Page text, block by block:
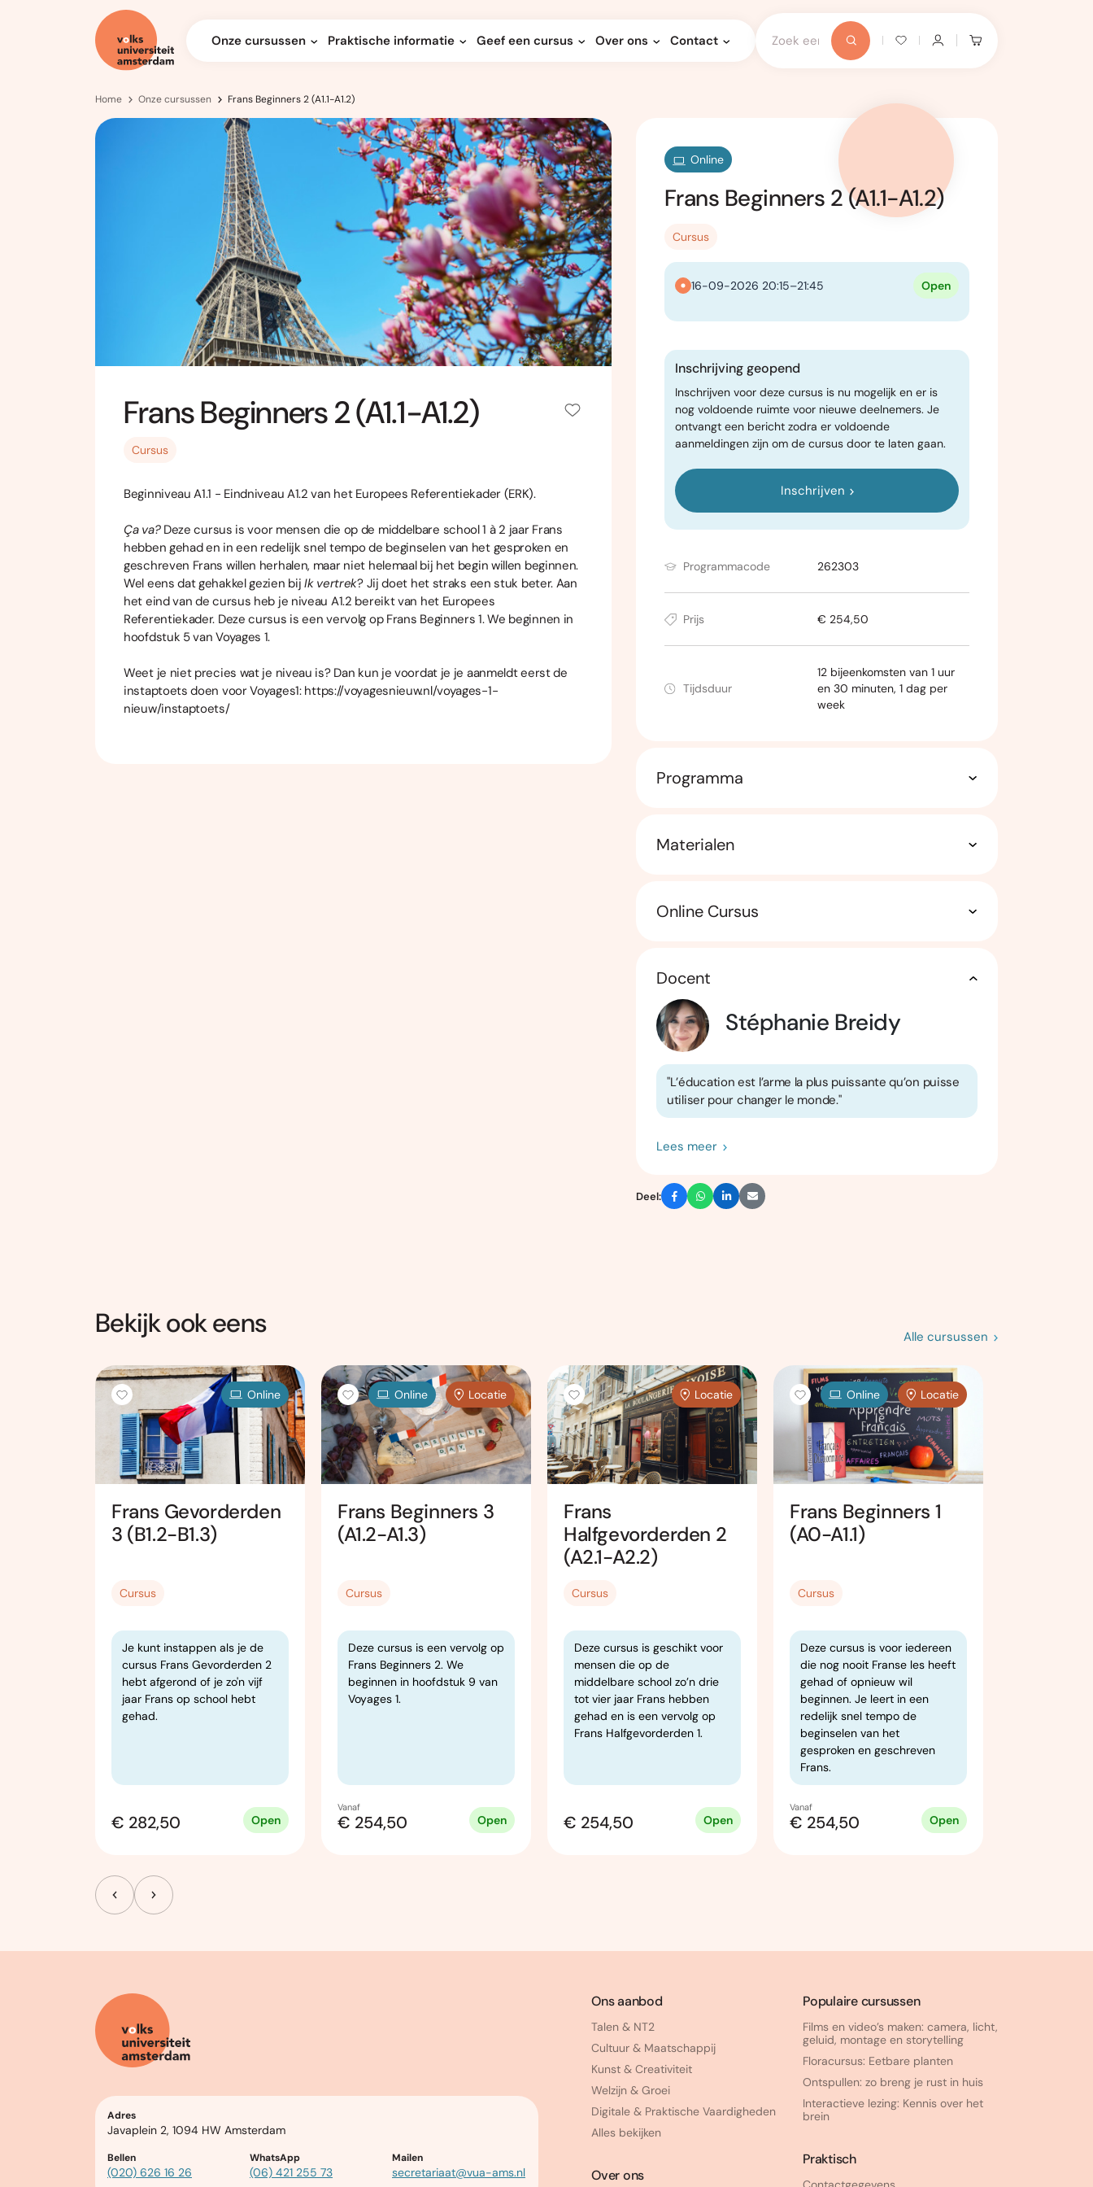
Onze cursussen Praktische informatie Geef een cursus Over ons Contact
Home Onze cursussen Frans Beginners 2 (A1.1-A1.2)
Frans Beginners 2 (A1.1-A1.2)
Cursus
Beginniveau A1.1 - Eindniveau A1.2 van het Europees Referentiekader (ERK).
Ça va? Deze cursus is voor mensen die op de middelbare school 1 à 2 jaar Frans
hebben gehad en in een redelijk snel tempo de beginselen van het gesproken en
geschreven Frans willen herhalen, maar niet helemaal bij het begin willen beginnen.
Wel eens dat gehakkel gezien bij Ik vertrek? Jij doet het straks een stuk beter. Aan
het eind van de cursus heb je niveau A1.2 bereikt van het Europees
Referentiekader. Deze cursus is een vervolg op Frans Beginners 1. We beginnen in
hoofdstuk 5 van Voyages 1.
Weet je niet precies wat je niveau is? Dan kun je voordat je je aanmeldt eerst de
instaptoets doen voor Voyages1: https://voyagesnieuw.nl/voyages-1-
nieuw/instaptoets/
Online
Frans Beginners 2 (A1.1-A1.2)
Cursus
16-09-2026 20:15–21:45 Open
Inschrijving geopend
Inschrijven voor deze cursus is nu mogelijk en er is
nog voldoende ruimte voor nieuwe deelnemers. Je
ontvangt een bericht zodra er voldoende
aanmeldingen zijn om de cursus door te laten gaan.
Inschrijven
Programmacode 262303
Prijs € 254,50
Tijdsduur
12 bijeenkomsten van 1 uur
en 30 minuten, 1 dag per
week
Programma
Materialen
Online Cursus
Docent
Stéphanie Breidy
"L’éducation est l’arme la plus puissante qu’on puisse
utiliser pour changer le monde."
Lees meer
Deel:
Bekijk ook eens Alle cursussen
Online
Frans Gevorderden
3 (B1.2-B1.3)
Cursus
Je kunt instappen als je de
cursus Frans Gevorderden 2
hebt afgerond of je zo'n vijf
jaar Frans op school hebt
gehad.
€ 282,50 Open
Online Locatie
Frans Beginners 3
(A1.2-A1.3)
Cursus
Deze cursus is een vervolg op
Frans Beginners 2. We
beginnen in hoofdstuk 9 van
Voyages 1.
Vanaf
€ 254,50 Open
Locatie
Frans
Halfgevorderden 2
(A2.1-A2.2)
Cursus
Deze cursus is geschikt voor
mensen die op de
middelbare school zo’n drie
tot vier jaar Frans hebben
gehad en is een vervolg op
Frans Halfgevorderden 1.
€ 254,50 Open
Online Locatie
Frans Beginners 1
(A0-A1.1)
Cursus
Deze cursus is voor iedereen
die nog nooit Franse les heeft
gehad of opnieuw wil
beginnen. Je leert in een
redelijk snel tempo de
beginselen van het
gesproken en geschreven
Frans.
Vanaf
€ 254,50 Open
Adres
Javaplein 2, 1094 HW Amsterdam
Bellen
(020) 626 16 26
WhatsApp
(06) 421 255 73
Mailen
secretariaat@vua-ams.nl
Ons aanbod
Talen & NT2
Cultuur & Maatschappij
Kunst & Creativiteit
Welzijn & Groei
Digitale & Praktische Vaardigheden
Alles bekijken
Over ons
Populaire cursussen
Films en video’s maken: camera, licht,
geluid, montage en storytelling
Floracursus: Eetbare planten
Ontspullen: zo breng je rust in huis
Interactieve lezing: Kennis over het
brein
Praktisch